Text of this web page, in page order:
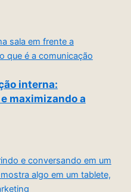
interna:
maximizando a